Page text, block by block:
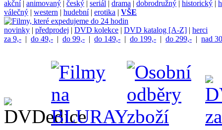
akční| animovaný | český | seriál | drama | dobrodružný | historický |
válečný | western | hudební| erotika | VŠE
novinky | předprodej | DVD kolekce | DVD katalog [A-Z] | herci
za 9,- | do 49,- | do 99,- | do 149,- | do 199,- | do 299,- | nad